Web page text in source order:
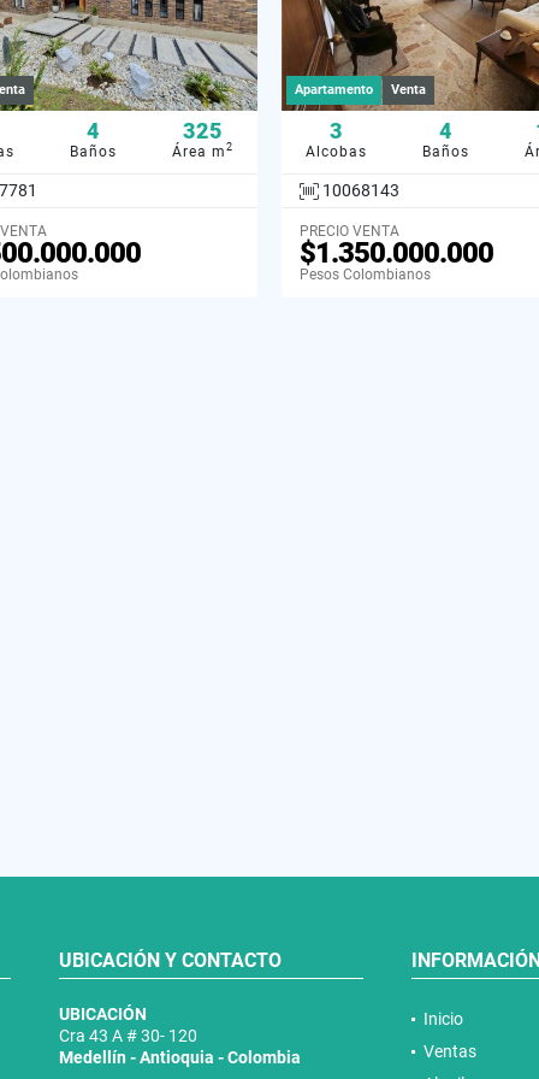
4
Baños
325
Área m 2
Apartamento Venta
3
Alcobas
4
Baños
10068143
PRECIO VENTA
$1.350.000.000
Pesos Colombianos
UBICACIÓN Y CONTACTO
UBICACIÓN
Cra 43 A # 30- 120
Medellín - Antioquia - Colombia
Inicio
Ventas